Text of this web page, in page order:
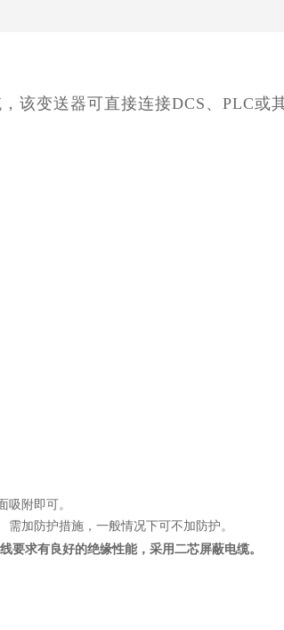
该变送器可直接连接DCS、PLC或
附即可。
加防护措施，一般情况下可不加防护。
要求有良好的绝缘性能，采用二芯屏蔽电缆。